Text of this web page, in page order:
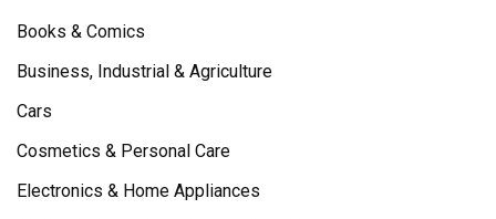
Books & Comics
Business, Industrial & Agriculture
Cars
Cosmetics & Personal Care
Electronics & Home Appliances